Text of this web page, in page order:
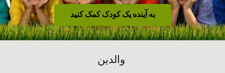
به آینده یک کودک کمک کنید
والدین